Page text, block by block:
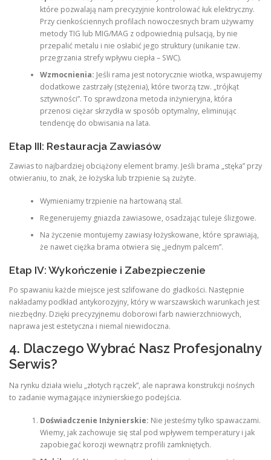
które pozwalają nam precyzyjnie kontrolować łuk elektryczny.
Przy cienkościennych profilach nowoczesnych bram używamy
metody TIG lub MIG/MAG z odpowiednią pulsacją, by nie
przepalić metalu i nie osłabić jego struktury (unikanie tzw.
przegrzania strefy wpływu ciepła – SWC).
Wzmocnienia: Jeśli rama jest notorycznie wiotka, wspawujemy
dodatkowe zastrzały (stężenia), które tworzą tzw. „trójkąt
sztywności”. To sprawdzona metoda inżynieryjna, która
przenosi ciężar skrzydła w sposób optymalny, eliminując
tendencję do obwisania na lata.
Etap III: Restauracja Zawiasów
Zawias to najbardziej obciążony element bramy. Jeśli brama „stęka” przy
otwieraniu, to znak, że łożyska lub trzpienie są zużyte.
Wymieniamy trzpienie na hartowaną stal.
Regenerujemy gniazda zawiasowe, osadzając tuleje ślizgowe.
Na życzenie montujemy zawiasy łożyskowane, które sprawiają,
że nawet ciężka brama otwiera się „jednym palcem”.
Etap IV: Wykończenie i Zabezpieczenie
Po spawaniu każde miejsce jest szlifowane do gładkości. Następnie
nakładamy podkład antykorozyjny, który w warszawskich warunkach jest
niezbędny. Dzięki precyzyjnemu doborowi farb nawierzchniowych,
naprawa jest estetyczna i niemal niewidoczna.
4. Dlaczego Wybrać Nasz Profesjonalny
Serwis?
Na rynku działa wielu „złotych rączek”, ale naprawa konstrukcji nośnych
to zadanie wymagające inżynierskiego podejścia.
Doświadczenie Inżynierskie: Nie jesteśmy tylko spawaczami.
Wiemy, jak zachowuje się stal pod wpływem temperatury i jak
zapobiegać korozji wewnątrz profili zamkniętych.